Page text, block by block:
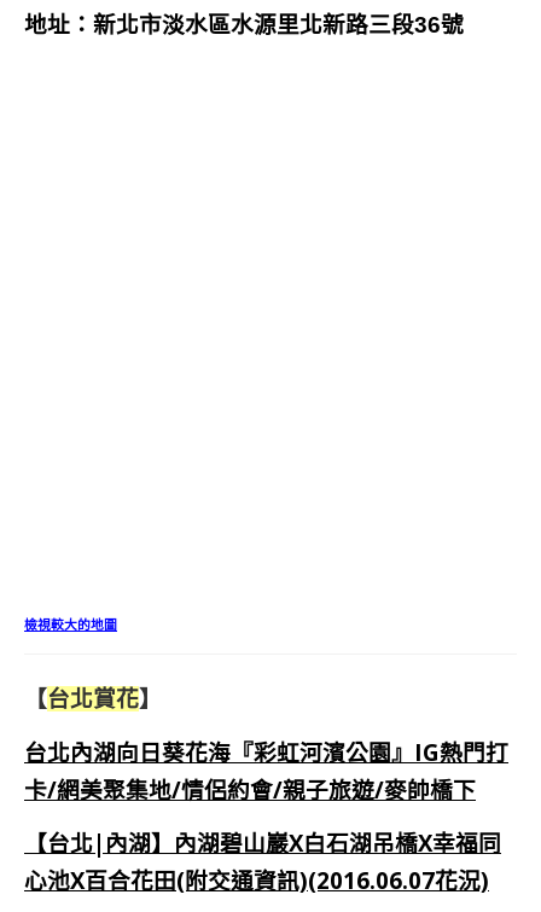
地址：新北市淡水區水源里北新路三段36號
檢視較大的地圖
【台北賞花】
台北內湖向日葵花海『彩虹河濱公園』IG熱門打
卡/網美聚集地/情侶約會/親子旅遊/麥帥橋下
【台北|內湖】內湖碧山巖X白石湖吊橋X幸福同
心池X百合花田(附交通資訊)(2016.06.07花況)